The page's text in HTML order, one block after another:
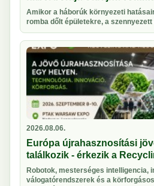
Amikor a háborúk környezeti
romba dőlt épületekre, a
2026.08.06.
Európa újrahasznosítási
találkozik - érkezik a
Robotok, mesterséges intelligencia,
válogatórendszerek és a